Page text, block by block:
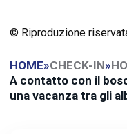
© Riproduzione
HOME»CHECK-IN»
A contatto con il
una vacanza tra gli